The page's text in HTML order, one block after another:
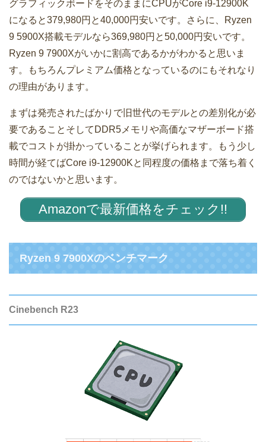
グラフィックボードをそのままにCPUがCore i9-12900K
になると379,980円と40,000円安いです。さらに、Ryzen
9 5900X搭載モデルなら369,980円と50,000円安いです。
Ryzen 9 7900Xがいかに割高であるかがわかると思いま
す。もちろんプレミアム価格となっているのにもそれなり
の理由があります。
まずは発売されたばかりで旧世代のモデルとの差別化が必
要であることそしてDDR5メモリや高価なマザーボード搭
載でコストが掛かっていることが挙げられます。もう少し
時間が経てばCore i9-12900Kと同程度の価格まで落ち着く
のではないかと思います。
Amazonで最新価格をチェック!!
Ryzen 9 7900Xのベンチマーク
Cinebench R23